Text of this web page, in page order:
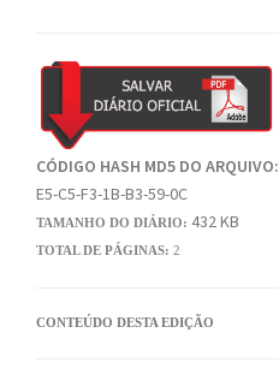
CÓDIGO HASH MD5 DO ARQUIVO:
E5-C5-F3-1B-B3-59-0C
TAMANHO DO DIÁRIO: 432 KB
TOTAL DE PÁGINAS: 2
CONTEÚDO DESTA EDIÇÃO